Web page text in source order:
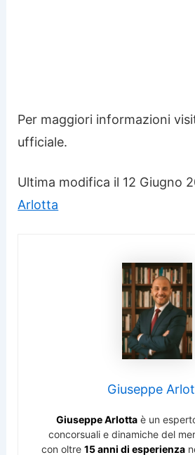
Per maggiori informazioni
ufficiale.
Ultima modifica il 12 Giugno
Arlotta
Giuseppe
Giuseppe Arlottaè un
concorsuali e dinamiche del
con oltre 15 anni di esperienza